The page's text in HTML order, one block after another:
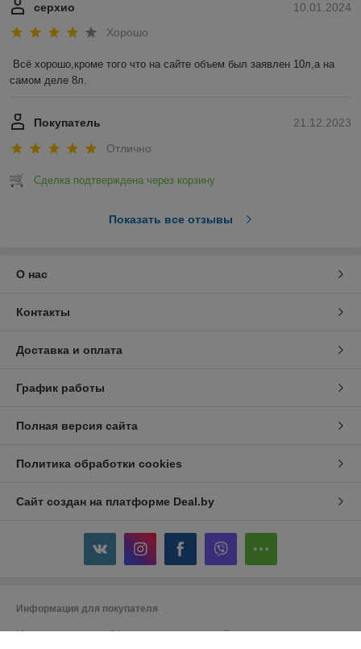
10.01.2024
серхио
Хорошо
Всё хорошо,кроме того что на сайте объем был заявлен 10л,а на
самом деле 8л.
21.12.2023
Покупатель
Отлично
Сделка подтверждена через корзину
Показать все отзывы
О нас
Контакты
Доставка и оплата
График работы
Полная версия сайта
Политика обработки cookies
Сайт создан на платформе Deal.by
Информация для покупателя
Юридическое лицо:Общество с ограниченной ответственностью